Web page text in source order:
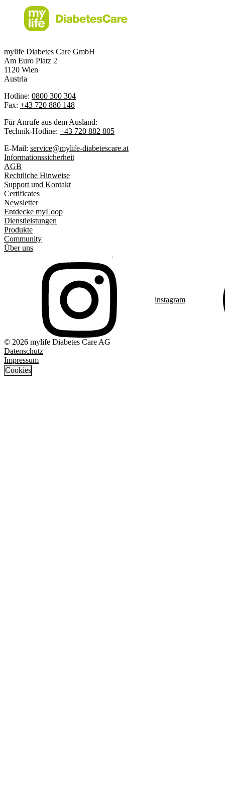
mylife Diabetes Care GmbH
Am Euro Platz 2
1120 Wien
Austria
Hotline: 0800 300 304
Fax: +43 720 880 148
Für Anrufe aus dem Ausland:
Technik-Hotline: +43 720 882 805
E-Mail: service@mylife-diabetescare.at
Informationssicherheit
AGB
Rechtliche Hinweise
Support und Kontakt
Certificates
Newsletter
Entdecke myLoop
Dienstleistungen
Produkte
Community
Über uns
instagram
© 2026 mylife Diabetes Care AG
Datenschutz
Impressum
Cookies